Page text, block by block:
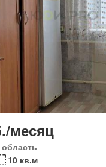
месяц
10 кв.м